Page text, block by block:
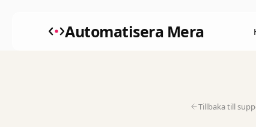
Automatisera Mera
Tillbaka till